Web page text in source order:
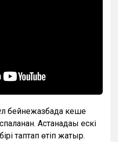
бейнежазбада кеше
Астанадағы ескі
таптап өтіп жатыр.